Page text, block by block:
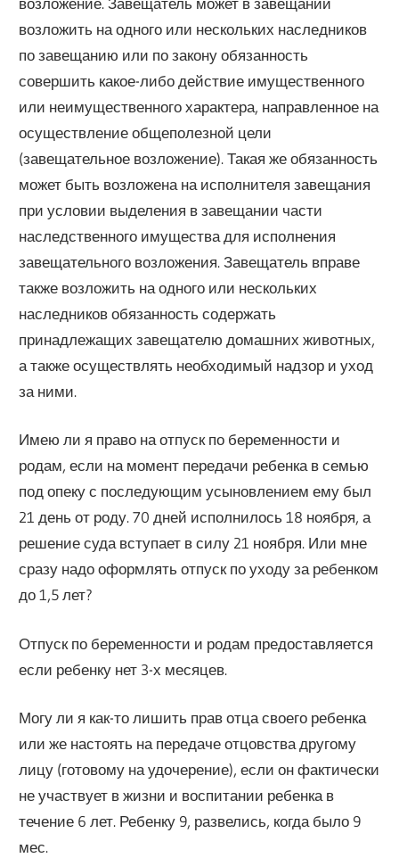
возложить на одного или нескольких наследников
по завещанию или по закону обязанность
совершить какое-либо действие имущественного
или неимущественного характера, направленное на
осуществление общеполезной цели
(завещательное возложение). Такая же обязанность
может быть возложена на исполнителя завещания
при условии выделения в завещании части
наследственного имущества для исполнения
завещательного возложения. Завещатель вправе
также возложить на одного или нескольких
наследников обязанность содержать
принадлежащих завещателю домашних животных,
а также осуществлять необходимый надзор и уход
за ними.
Имею ли я право на отпуск по беременности и
родам, если на момент передачи ребенка в семью
под опеку с последующим усыновлением ему был
21 день от роду. 70 дней исполнилось 18 ноября, а
решение суда вступает в силу 21 ноября. Или мне
сразу надо оформлять отпуск по уходу за ребенком
до 1,5 лет?
Отпуск по беременности и родам предоставляется
если ребенку нет 3-х месяцев.
Могу ли я как-то лишить прав отца своего ребенка
или же настоять на передаче отцовства другому
лицу (готовому на удочерение), если он фактически
не участвует в жизни и воспитании ребенка в
течение 6 лет. Ребенку 9, развелись, когда было 9
мес.